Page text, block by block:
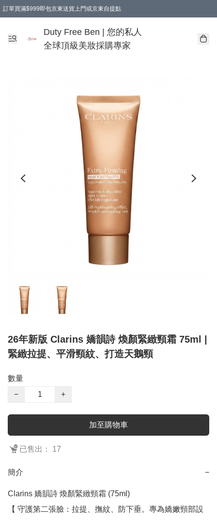
訂單買滿$999即包京東送貨上門或京東自提點
Duty Free Ben | 您的私人
全球頂級美妝採購專家
26年新版 Clarins 嬌韻詩 煥顏緊緻頸霜 75ml |
緊緻拉提、平滑頸紋、打造天鵝頸
數量
−
+
加至購物車
已售出： 17
簡介 −
Clarins 嬌韻詩 煥顏緊緻頸霜 (75ml)
【 守護第二張臉：拉提、撫紋、防下垂。專為嬌嫩頸部設